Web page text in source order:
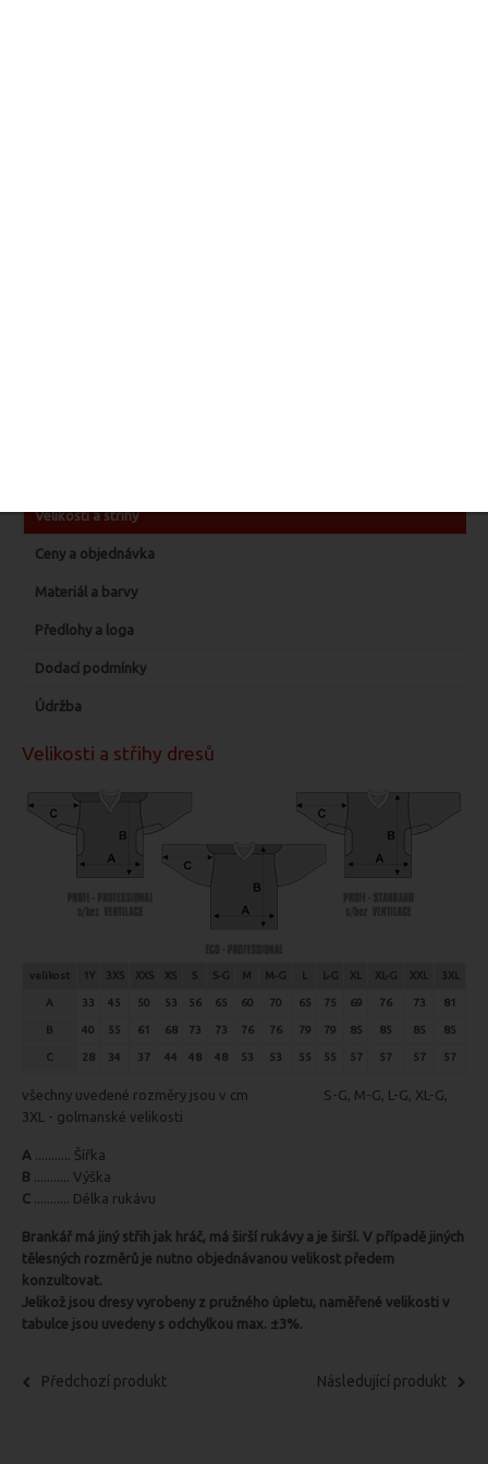
Velikosti a střihy
Ceny a objednávka
Materiál a barvy
Předlohy a loga
Dodací podmínky
Údržba
Velikosti a střihy dresů
velikost 1Y 3XS XXS XS S S-G M M-G L-G XL XL-G XXL 3XL
A 33 45 50 53 56 65 60 70 65 75 69 76 73 81
B 40 55 61 68 73 73 76 76 79 79 85 85 85 85
C 28 34 37 44 48 48 53 53 55 55 57 57 57 57
všechny uvedené rozměry jsou v cm S-G, M-G, L-G, XL-G,
3XL - golmanské velikosti
A ........... Šířka
B ........... Výška
C ........... Délka rukávu
Brankář má jiný střih jak hráč, má širší rukávy a je širší. V případě jiných
tělesných rozměrů je nutno objednávanou velikost předem
konzultovat.
Jelikož jsou dresy vyrobeny z pružného úpletu, naměřené velikosti v
tabulce jsou uvedeny s odchylkou max. ±3%.
Předchozí produkt Následující produkt